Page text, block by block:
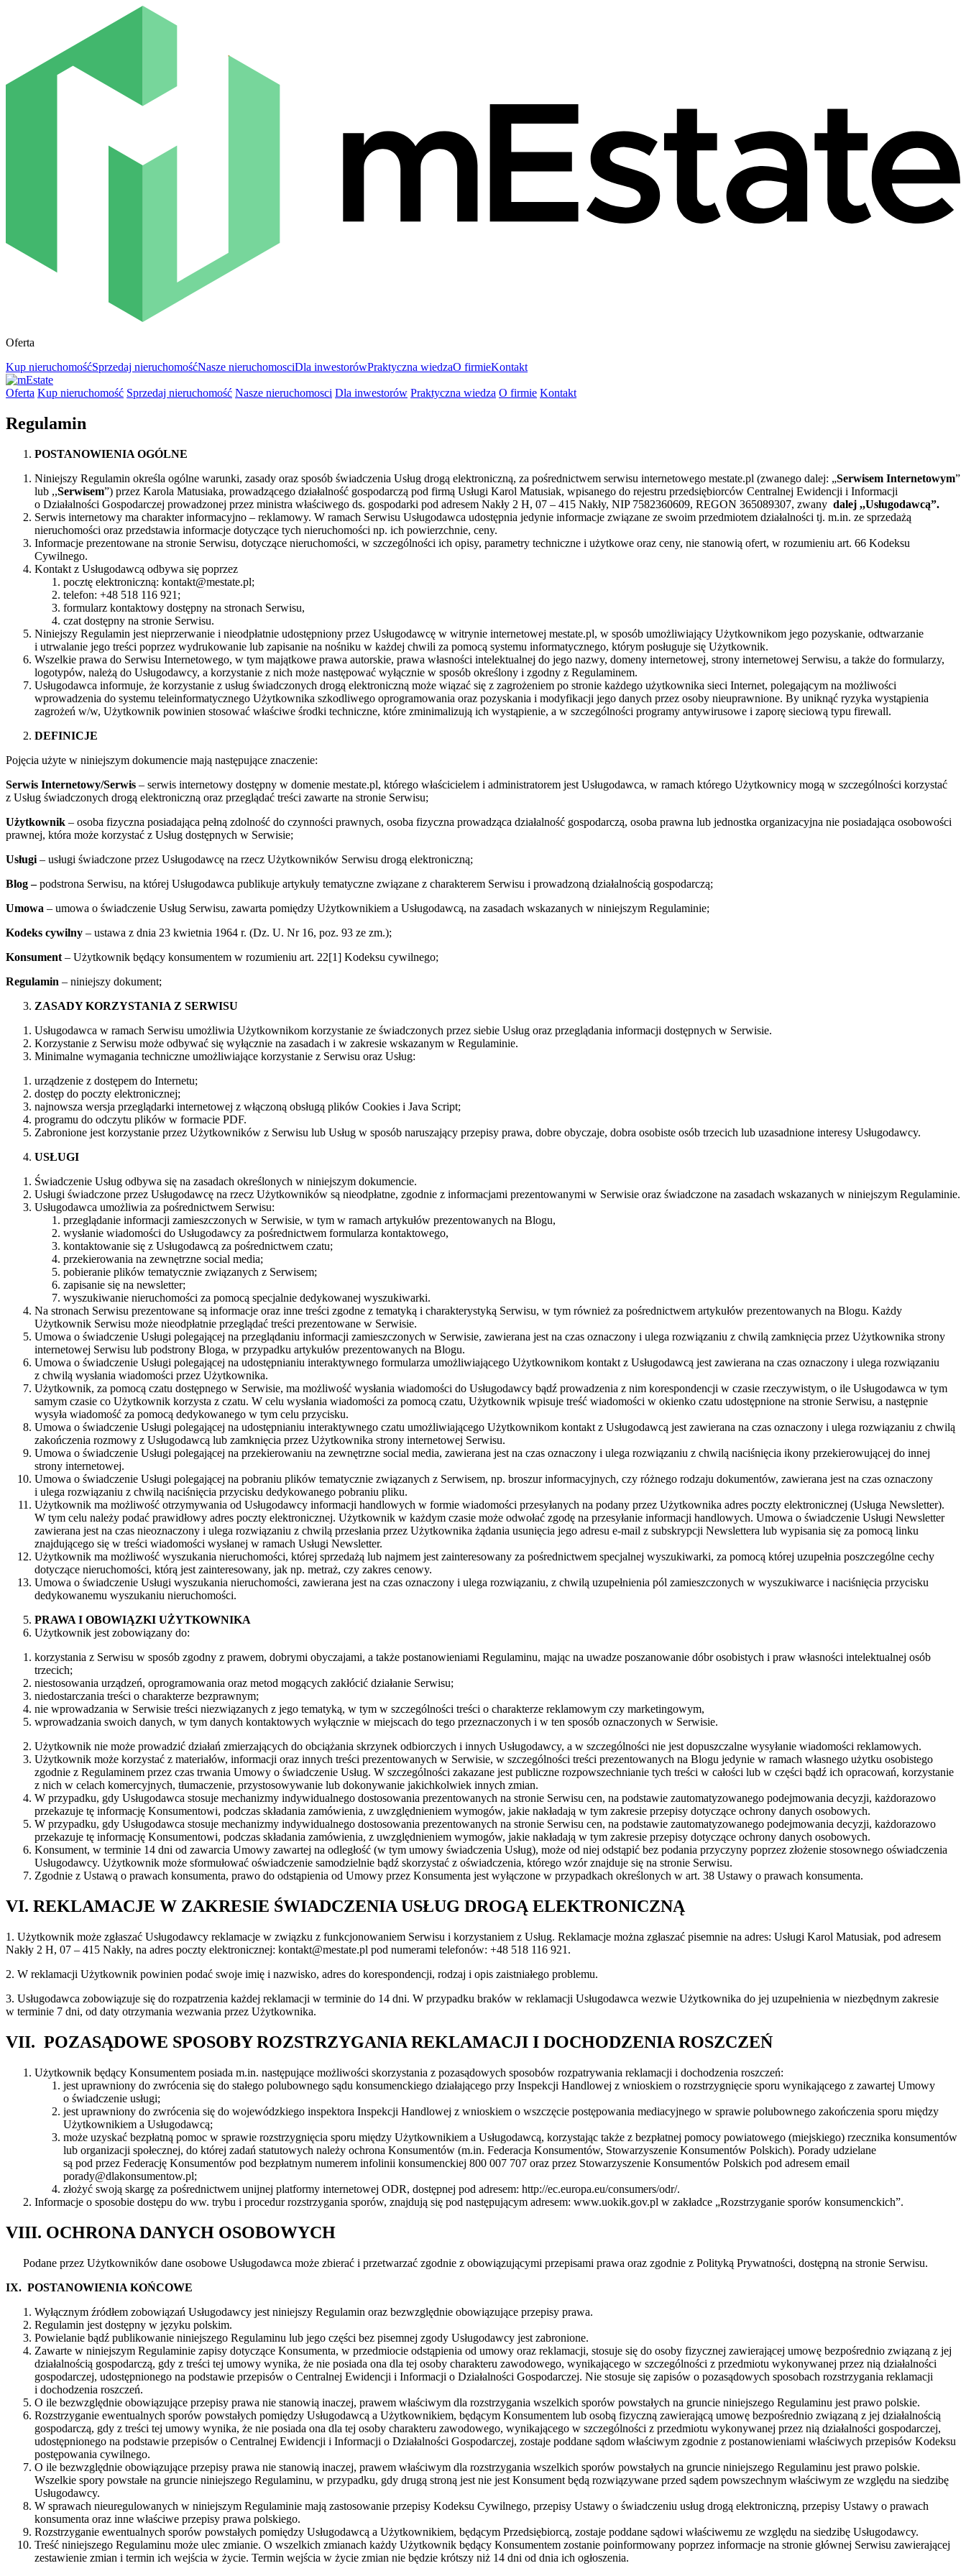
Oferta
Kup nieruchomośćSprzedaj nieruchomośćNasze nieruchomosciDla inwestorówPraktyczna wiedzaO firmieKontakt
Oferta Kup nieruchomość Sprzedaj nieruchomość Nasze nieruchomosci Dla inwestorów Praktyczna wiedza O firmie Kontakt
Regulamin
POSTANOWIENIA OGÓLNE
Niniejszy Regulamin określa ogólne warunki, zasady oraz sposób świadczenia Usług drogą elektroniczną, za pośrednictwem serwisu internetowego mestate.pl (zwanego dalej: „Serwisem Internetowym”
lub ,,Serwisem”) przez Karola Matusiaka, prowadzącego działalność gospodarczą pod firmą Usługi Karol Matusiak, wpisanego do rejestru przedsiębiorców Centralnej Ewidencji i Informacji
o Działalności Gospodarczej prowadzonej przez ministra właściwego ds. gospodarki pod adresem Nakły 2 H, 07 – 415 Nakły, NIP 7582360609, REGON 365089307, zwany dalej ,,Usługodawcą”.
Serwis internetowy ma charakter informacyjno – reklamowy. W ramach Serwisu Usługodawca udostępnia jedynie informacje związane ze swoim przedmiotem działalności tj. m.in. ze sprzedażą
nieruchomości oraz przedstawia informacje dotyczące tych nieruchomości np. ich powierzchnie, ceny.
Informacje prezentowane na stronie Serwisu, dotyczące nieruchomości, w szczególności ich opisy, parametry techniczne i użytkowe oraz ceny, nie stanowią ofert, w rozumieniu art. 66 Kodeksu
Cywilnego.
Kontakt z Usługodawcą odbywa się poprzez
pocztę elektroniczną: kontakt@mestate.pl;
telefon: +48 518 116 921;
formularz kontaktowy dostępny na stronach Serwisu,
czat dostępny na stronie Serwisu.
Niniejszy Regulamin jest nieprzerwanie i nieodpłatnie udostępniony przez Usługodawcę w witrynie internetowej mestate.pl, w sposób umożliwiający Użytkownikom jego pozyskanie, odtwarzanie
i utrwalanie jego treści poprzez wydrukowanie lub zapisanie na nośniku w każdej chwili za pomocą systemu informatycznego, którym posługuje się Użytkownik.
Wszelkie prawa do Serwisu Internetowego, w tym majątkowe prawa autorskie, prawa własności intelektualnej do jego nazwy, domeny internetowej, strony internetowej Serwisu, a także do formularzy,
logotypów, należą do Usługodawcy, a korzystanie z nich może następować wyłącznie w sposób określony i zgodny z Regulaminem.
Usługodawca informuje, że korzystanie z usług świadczonych drogą elektroniczną może wiązać się z zagrożeniem po stronie każdego użytkownika sieci Internet, polegającym na możliwości
wprowadzenia do systemu teleinformatycznego Użytkownika szkodliwego oprogramowania oraz pozyskania i modyfikacji jego danych przez osoby nieuprawnione. By uniknąć ryzyka wystąpienia
zagrożeń w/w, Użytkownik powinien stosować właściwe środki techniczne, które zminimalizują ich wystąpienie, a w szczególności programy antywirusowe i zaporę sieciową typu firewall.
DEFINICJE
Pojęcia użyte w niniejszym dokumencie mają następujące znaczenie:
Serwis Internetowy/Serwis – serwis internetowy dostępny w domenie mestate.pl, którego właścicielem i administratorem jest Usługodawca, w ramach którego Użytkownicy mogą w szczególności korzystać
z Usług świadczonych drogą elektroniczną oraz przeglądać treści zawarte na stronie Serwisu;
Użytkownik – osoba fizyczna posiadająca pełną zdolność do czynności prawnych, osoba fizyczna prowadząca działalność gospodarczą, osoba prawna lub jednostka organizacyjna nie posiadająca osobowości
prawnej, która może korzystać z Usług dostępnych w Serwisie;
Usługi – usługi świadczone przez Usługodawcę na rzecz Użytkowników Serwisu drogą elektroniczną;
Blog –podstrona Serwisu, na której Usługodawca publikuje artykuły tematyczne związane z charakterem Serwisu i prowadzoną działalnością gospodarczą;
Umowa – umowa o świadczenie Usług Serwisu, zawarta pomiędzy Użytkownikiem a Usługodawcą, na zasadach wskazanych w niniejszym Regulaminie;
Kodeks cywilny – ustawa z dnia 23 kwietnia 1964 r. (Dz. U. Nr 16, poz. 93 ze zm.);
Konsument – Użytkownik będący konsumentem w rozumieniu art. 22[1] Kodeksu cywilnego;
Regulamin – niniejszy dokument;
ZASADY KORZYSTANIA Z SERWISU
Usługodawca w ramach Serwisu umożliwia Użytkownikom korzystanie ze świadczonych przez siebie Usług oraz przeglądania informacji dostępnych w Serwisie.
Korzystanie z Serwisu może odbywać się wyłącznie na zasadach i w zakresie wskazanym w Regulaminie.
Minimalne wymagania techniczne umożliwiające korzystanie z Serwisu oraz Usług:
urządzenie z dostępem do Internetu;
dostęp do poczty elektronicznej;
najnowsza wersja przeglądarki internetowej z włączoną obsługą plików Cookies i Java Script;
programu do odczytu plików w formacie PDF.
Zabronione jest korzystanie przez Użytkowników z Serwisu lub Usług w sposób naruszający przepisy prawa, dobre obyczaje, dobra osobiste osób trzecich lub uzasadnione interesy Usługodawcy.
USŁUGI
Świadczenie Usług odbywa się na zasadach określonych w niniejszym dokumencie.
Usługi świadczone przez Usługodawcę na rzecz Użytkowników są nieodpłatne, zgodnie z informacjami prezentowanymi w Serwisie oraz świadczone na zasadach wskazanych w niniejszym Regulaminie.
Usługodawca umożliwia za pośrednictwem Serwisu:
przeglądanie informacji zamieszczonych w Serwisie, w tym w ramach artykułów prezentowanych na Blogu,
wysłanie wiadomości do Usługodawcy za pośrednictwem formularza kontaktowego,
kontaktowanie się z Usługodawcą za pośrednictwem czatu;
przekierowania na zewnętrzne social media;
pobieranie plików tematycznie związanych z Serwisem;
zapisanie się na newsletter;
wyszukiwanie nieruchomości za pomocą specjalnie dedykowanej wyszukiwarki.
Na stronach Serwisu prezentowane są informacje oraz inne treści zgodne z tematyką i charakterystyką Serwisu, w tym również za pośrednictwem artykułów prezentowanych na Blogu. Każdy
Użytkownik Serwisu może nieodpłatnie przeglądać treści prezentowane w Serwisie.
Umowa o świadczenie Usługi polegającej na przeglądaniu informacji zamieszczonych w Serwisie, zawierana jest na czas oznaczony i ulega rozwiązaniu z chwilą zamknięcia przez Użytkownika strony
internetowej Serwisu lub podstrony Bloga, w przypadku artykułów prezentowanych na Blogu.
Umowa o świadczenie Usługi polegającej na udostępnianiu interaktywnego formularza umożliwiającego Użytkownikom kontakt z Usługodawcą jest zawierana na czas oznaczony i ulega rozwiązaniu
z chwilą wysłania wiadomości przez Użytkownika.
Użytkownik, za pomocą czatu dostępnego w Serwisie, ma możliwość wysłania wiadomości do Usługodawcy bądź prowadzenia z nim korespondencji w czasie rzeczywistym, o ile Usługodawca w tym
samym czasie co Użytkownik korzysta z czatu. W celu wysłania wiadomości za pomocą czatu, Użytkownik wpisuje treść wiadomości w okienko czatu udostępnione na stronie Serwisu, a następnie
wysyła wiadomość za pomocą dedykowanego w tym celu przycisku.
Umowa o świadczenie Usługi polegającej na udostępnianiu interaktywnego czatu umożliwiającego Użytkownikom kontakt z Usługodawcą jest zawierana na czas oznaczony i ulega rozwiązaniu z chwilą
zakończenia rozmowy z Usługodawcą lub zamknięcia przez Użytkownika strony internetowej Serwisu.
Umowa o świadczenie Usługi polegającej na przekierowaniu na zewnętrzne social media, zawierana jest na czas oznaczony i ulega rozwiązaniu z chwilą naciśnięcia ikony przekierowującej do innej
strony internetowej.
Umowa o świadczenie Usługi polegającej na pobraniu plików tematycznie związanych z Serwisem, np. broszur informacyjnych, czy różnego rodzaju dokumentów, zawierana jest na czas oznaczony
i ulega rozwiązaniu z chwilą naciśnięcia przycisku dedykowanego pobraniu pliku.
Użytkownik ma możliwość otrzymywania od Usługodawcy informacji handlowych w formie wiadomości przesyłanych na podany przez Użytkownika adres poczty elektronicznej (Usługa Newsletter).
W tym celu należy podać prawidłowy adres poczty elektronicznej. Użytkownik w każdym czasie może odwołać zgodę na przesyłanie informacji handlowych. Umowa o świadczenie Usługi Newsletter
zawierana jest na czas nieoznaczony i ulega rozwiązaniu z chwilą przesłania przez Użytkownika żądania usunięcia jego adresu e-mail z subskrypcji Newslettera lub wypisania się za pomocą linku
znajdującego się w treści wiadomości wysłanej w ramach Usługi Newsletter.
Użytkownik ma możliwość wyszukania nieruchomości, której sprzedażą lub najmem jest zainteresowany za pośrednictwem specjalnej wyszukiwarki, za pomocą której uzupełnia poszczególne cechy
dotyczące nieruchomości, którą jest zainteresowany, jak np. metraż, czy zakres cenowy.
Umowa o świadczenie Usługi wyszukania nieruchomości, zawierana jest na czas oznaczony i ulega rozwiązaniu, z chwilą uzupełnienia pól zamieszczonych w wyszukiwarce i naciśnięcia przycisku
dedykowanemu wyszukaniu nieruchomości.
PRAWA I OBOWIĄZKI UŻYTKOWNIKA
Użytkownik jest zobowiązany do:
korzystania z Serwisu w sposób zgodny z prawem, dobrymi obyczajami, a także postanowieniami Regulaminu, mając na uwadze poszanowanie dóbr osobistych i praw własności intelektualnej osób
trzecich;
niestosowania urządzeń, oprogramowania oraz metod mogących zakłócić działanie Serwisu;
niedostarczania treści o charakterze bezprawnym;
nie wprowadzania w Serwisie treści niezwiązanych z jego tematyką, w tym w szczególności treści o charakterze reklamowym czy marketingowym,
wprowadzania swoich danych, w tym danych kontaktowych wyłącznie w miejscach do tego przeznaczonych i w ten sposób oznaczonych w Serwisie.
Użytkownik nie może prowadzić działań zmierzających do obciążania skrzynek odbiorczych i innych Usługodawcy, a w szczególności nie jest dopuszczalne wysyłanie wiadomości reklamowych.
Użytkownik może korzystać z materiałów, informacji oraz innych treści prezentowanych w Serwisie, w szczególności treści prezentowanych na Blogu jedynie w ramach własnego użytku osobistego
zgodnie z Regulaminem przez czas trwania Umowy o świadczenie Usług. W szczególności zakazane jest publiczne rozpowszechnianie tych treści w całości lub w części bądź ich opracowań, korzystanie
z nich w celach komercyjnych, tłumaczenie, przystosowywanie lub dokonywanie jakichkolwiek innych zmian.
W przypadku, gdy Usługodawca stosuje mechanizmy indywidualnego dostosowania prezentowanych na stronie Serwisu cen, na podstawie zautomatyzowanego podejmowania decyzji, każdorazowo
przekazuje tę informację Konsumentowi, podczas składania zamówienia, z uwzględnieniem wymogów, jakie nakładają w tym zakresie przepisy dotyczące ochrony danych osobowych.
W przypadku, gdy Usługodawca stosuje mechanizmy indywidualnego dostosowania prezentowanych na stronie Serwisu cen, na podstawie zautomatyzowanego podejmowania decyzji, każdorazowo
przekazuje tę informację Konsumentowi, podczas składania zamówienia, z uwzględnieniem wymogów, jakie nakładają w tym zakresie przepisy dotyczące ochrony danych osobowych.
Konsument, w terminie 14 dni od zawarcia Umowy zawartej na odległość (w tym umowy świadczenia Usług), może od niej odstąpić bez podania przyczyny poprzez złożenie stosownego oświadczenia
Usługodawcy. Użytkownik może sformułować oświadczenie samodzielnie bądź skorzystać z oświadczenia, którego wzór znajduje się na stronie Serwisu.
Zgodnie z Ustawą o prawach konsumenta, prawo do odstąpienia od Umowy przez Konsumenta jest wyłączone w przypadkach określonych w art. 38 Ustawy o prawach konsumenta.
VI. REKLAMACJE W ZAKRESIE ŚWIADCZENIA USŁUG DROGĄ ELEKTRONICZNĄ
1. Użytkownik może zgłaszać Usługodawcy reklamacje w związku z funkcjonowaniem Serwisu i korzystaniem z Usług. Reklamacje można zgłaszać pisemnie na adres: Usługi Karol Matusiak, pod adresem
Nakły 2 H, 07 – 415 Nakły, na adres poczty elektronicznej: kontakt@mestate.pl pod numerami telefonów: +48 518 116 921.
2. W reklamacji Użytkownik powinien podać swoje imię i nazwisko, adres do korespondencji, rodzaj i opis zaistniałego problemu.
3. Usługodawca zobowiązuje się do rozpatrzenia każdej reklamacji w terminie do 14 dni. W przypadku braków w reklamacji Usługodawca wezwie Użytkownika do jej uzupełnienia w niezbędnym zakresie
w terminie 7 dni, od daty otrzymania wezwania przez Użytkownika.
VII. POZASĄDOWE SPOSOBY ROZSTRZYGANIA REKLAMACJI I DOCHODZENIA ROSZCZEŃ
Użytkownik będący Konsumentem posiada m.in. następujące możliwości skorzystania z pozasądowych sposobów rozpatrywania reklamacji i dochodzenia roszczeń:
jest uprawniony do zwrócenia się do stałego polubownego sądu konsumenckiego działającego przy Inspekcji Handlowej z wnioskiem o rozstrzygnięcie sporu wynikającego z zawartej Umowy
o świadczenie usługi;
jest uprawniony do zwrócenia się do wojewódzkiego inspektora Inspekcji Handlowej z wnioskiem o wszczęcie postępowania mediacyjnego w sprawie polubownego zakończenia sporu między
Użytkownikiem a Usługodawcą;
może uzyskać bezpłatną pomoc w sprawie rozstrzygnięcia sporu między Użytkownikiem a Usługodawcą, korzystając także z bezpłatnej pomocy powiatowego (miejskiego) rzecznika konsumentów
lub organizacji społecznej, do której zadań statutowych należy ochrona Konsumentów (m.in. Federacja Konsumentów, Stowarzyszenie Konsumentów Polskich). Porady udzielane
są pod przez Federację Konsumentów pod bezpłatnym numerem infolinii konsumenckiej 800 007 707 oraz przez Stowarzyszenie Konsumentów Polskich pod adresem email
porady@dlakonsumentow.pl;
złożyć swoją skargę za pośrednictwem unijnej platformy internetowej ODR, dostępnej pod adresem: http://ec.europa.eu/consumers/odr/.
Informacje o sposobie dostępu do ww. trybu i procedur rozstrzygania sporów, znajdują się pod następującym adresem: www.uokik.gov.pl w zakładce „Rozstrzyganie sporów konsumenckich”.
VIII. OCHRONA DANYCH OSOBOWYCH
Podane przez Użytkowników dane osobowe Usługodawca może zbierać i przetwarzać zgodnie z obowiązującymi przepisami prawa oraz zgodnie z Polityką Prywatności, dostępną na stronie Serwisu.
IX. POSTANOWIENIA KOŃCOWE
Wyłącznym źródłem zobowiązań Usługodawcy jest niniejszy Regulamin oraz bezwzględnie obowiązujące przepisy prawa.
Regulamin jest dostępny w języku polskim.
Powielanie bądź publikowanie niniejszego Regulaminu lub jego części bez pisemnej zgody Usługodawcy jest zabronione.
Zawarte w niniejszym Regulaminie zapisy dotyczące Konsumenta, w przedmiocie odstąpienia od umowy oraz reklamacji, stosuje się do osoby fizycznej zawierającej umowę bezpośrednio związaną z jej
działalnością gospodarczą, gdy z treści tej umowy wynika, że nie posiada ona dla tej osoby charakteru zawodowego, wynikającego w szczególności z przedmiotu wykonywanej przez nią działalności
gospodarczej, udostępnionego na podstawie przepisów o Centralnej Ewidencji i Informacji o Działalności Gospodarczej. Nie stosuje się zapisów o pozasądowych sposobach rozstrzygania reklamacji
i dochodzenia roszczeń.
O ile bezwzględnie obowiązujące przepisy prawa nie stanowią inaczej, prawem właściwym dla rozstrzygania wszelkich sporów powstałych na gruncie niniejszego Regulaminu jest prawo polskie.
Rozstrzyganie ewentualnych sporów powstałych pomiędzy Usługodawcą a Użytkownikiem, będącym Konsumentem lub osobą fizyczną zawierającą umowę bezpośrednio związaną z jej działalnością
gospodarczą, gdy z treści tej umowy wynika, że nie posiada ona dla tej osoby charakteru zawodowego, wynikającego w szczególności z przedmiotu wykonywanej przez nią działalności gospodarczej,
udostępnionego na podstawie przepisów o Centralnej Ewidencji i Informacji o Działalności Gospodarczej, zostaje poddane sądom właściwym zgodnie z postanowieniami właściwych przepisów Kodeksu
postępowania cywilnego.
O ile bezwzględnie obowiązujące przepisy prawa nie stanowią inaczej, prawem właściwym dla rozstrzygania wszelkich sporów powstałych na gruncie niniejszego Regulaminu jest prawo polskie.
Wszelkie spory powstałe na gruncie niniejszego Regulaminu, w przypadku, gdy drugą stroną jest nie jest Konsument będą rozwiązywane przed sądem powszechnym właściwym ze względu na siedzibę
Usługodawcy.
W sprawach nieuregulowanych w niniejszym Regulaminie mają zastosowanie przepisy Kodeksu Cywilnego, przepisy Ustawy o świadczeniu usług drogą elektroniczną, przepisy Ustawy o prawach
konsumenta oraz inne właściwe przepisy prawa polskiego.
Rozstrzyganie ewentualnych sporów powstałych pomiędzy Usługodawcą a Użytkownikiem, będącym Przedsiębiorcą, zostaje poddane sądowi właściwemu ze względu na siedzibę Usługodawcy.
Treść niniejszego Regulaminu może ulec zmianie. O wszelkich zmianach każdy Użytkownik będący Konsumentem zostanie poinformowany poprzez informacje na stronie głównej Serwisu zawierającej
zestawienie zmian i termin ich wejścia w życie. Termin wejścia w życie zmian nie będzie krótszy niż 14 dni od dnia ich ogłoszenia.